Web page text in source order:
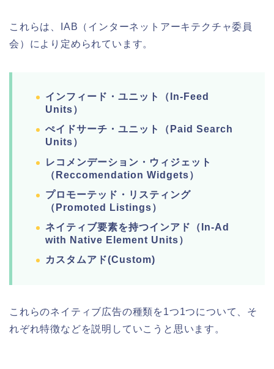
これらは、IAB （インターネットアーキテクチャ委員
会）により定められています。
インフィード・ユニット（In-Feed
Units）
ぺイドサーチ・ユニット（Paid Search
Units）
レコメンデーション・ウィジェット
（Reccomendation Widgets）
プロモーテッド・リスティング
（Promoted Listings）
ネイティブ要素を持つインアド（In-Ad
with Native Element Units）
カスタムアド(Custom)
これらのネイティブ広告の種類を1つ1つについて、そ
れぞれ特徴などを説明していこうと思います。